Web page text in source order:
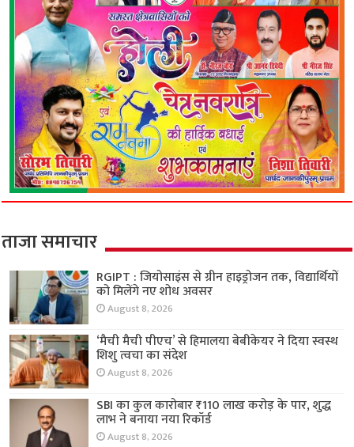
ताजा समाचार
RGIPT : जियोसाइंस से ग्रीन हाइड्रोजन तक, विद्यार्थियों
को मिलेंगे नए शोध अवसर
August 8, 2026
‘मैची मैची पीएच’ से हिमालया बेबीकेयर ने दिया स्वस्थ
शिशु त्वचा का संदेश
August 8, 2026
SBI का कुल कारोबार ₹110 लाख करोड़ के पार, शुद्ध
लाभ ने बनाया नया रिकॉर्ड
August 8, 2026